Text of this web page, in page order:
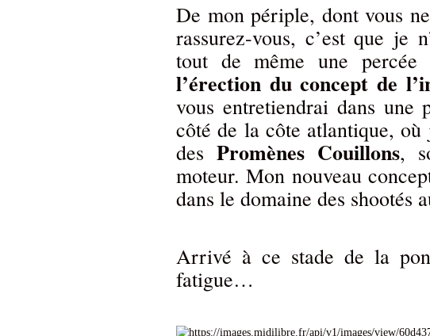
De mon périple, dont vous
rassurez-vous, c’est que
tout de même une percée
l’érection du concept de
vous entretiendrai dans une
côté de la côte atlantique,
des Promènes Couillons,
moteur. Mon nouveau
dans le domaine des shootés
Arrivé à ce stade de la
fatigue…